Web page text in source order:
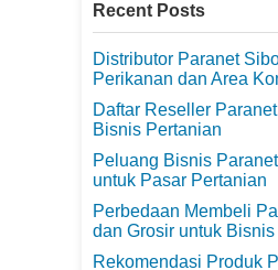
Recent Posts
Distributor Paranet
Perikanan dan Area
Daftar Reseller
Bisnis Pertanian
Peluang Bisnis
untuk Pasar Pertanian
Perbedaan Membeli
dan Grosir untuk Bisnis
Rekomendasi Produk